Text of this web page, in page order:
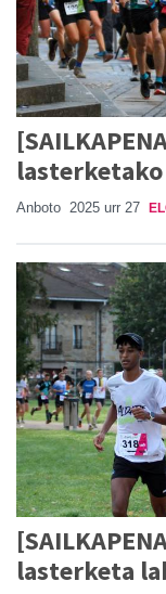
Anboto 2025 urr 27
lasterketa